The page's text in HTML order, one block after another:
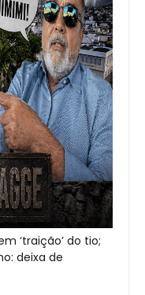
‘traição’ do tio;
deixa de